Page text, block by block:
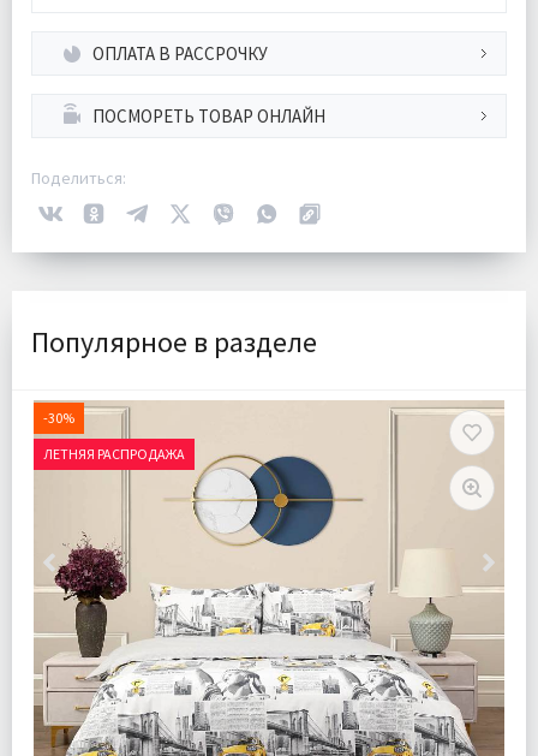
ОПЛАТА В РАССРОЧКУ
ПОСМОРЕТЬ ТОВАР ОНЛАЙН
Поделиться:
Популярное в разделе
-30%
ЛЕТНЯЯ РАСПРОДАЖА